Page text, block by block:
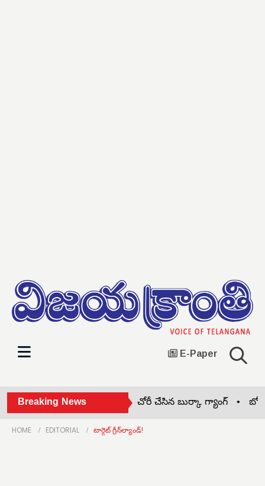
E-Paper
Breaking News
కొన్నట్టు నటిస్తూ.. నగలు చోరీ చేసిన బుర్కా గ్యాంగ్ •బోనాల
HOME EDITORIAL టార్గెట్ గ్రీన్‌ల్యాండ్!